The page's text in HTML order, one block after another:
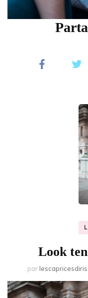
Look
par lescapricesdiris